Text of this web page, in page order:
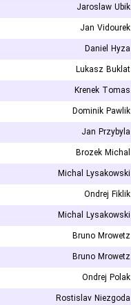
Jaroslaw Ubik
Jan Vidourek
Daniel Hyza
Lukasz Buklat
Krenek Tomas
Dominik Pawlik
Jan Przybyla
Brozek Michal
Michal Lysakowski
Ondrej Fiklik
Michal Lysakowski
Bruno Mrowetz
Bruno Mrowetz
Ondrej Polak
Rostislav Niezgoda